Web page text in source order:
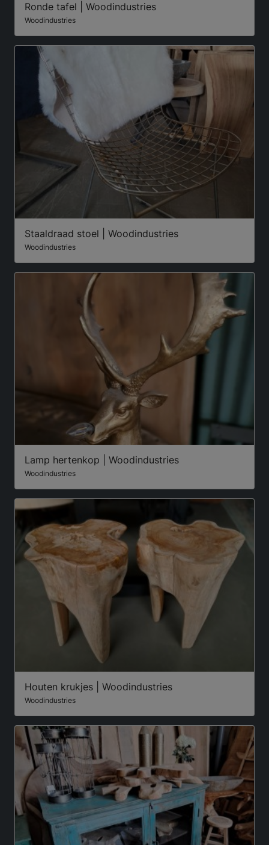
Ronde tafel | Woodindustries
Woodindustries
Staaldraad stoel | Woodindustries
Woodindustries
Lamp hertenkop | Woodindustries
Woodindustries
Houten krukjes | Woodindustries
Woodindustries